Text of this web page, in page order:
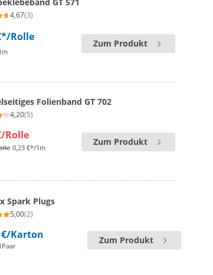
4,67(3)
/Rolle
Zum Produkt
Folienband GT 702
4,20(5)
/Rolle
0,23 €*/1m
Zum Produkt
Spark Plugs
5,00(2)
/Karton Zum Produkt